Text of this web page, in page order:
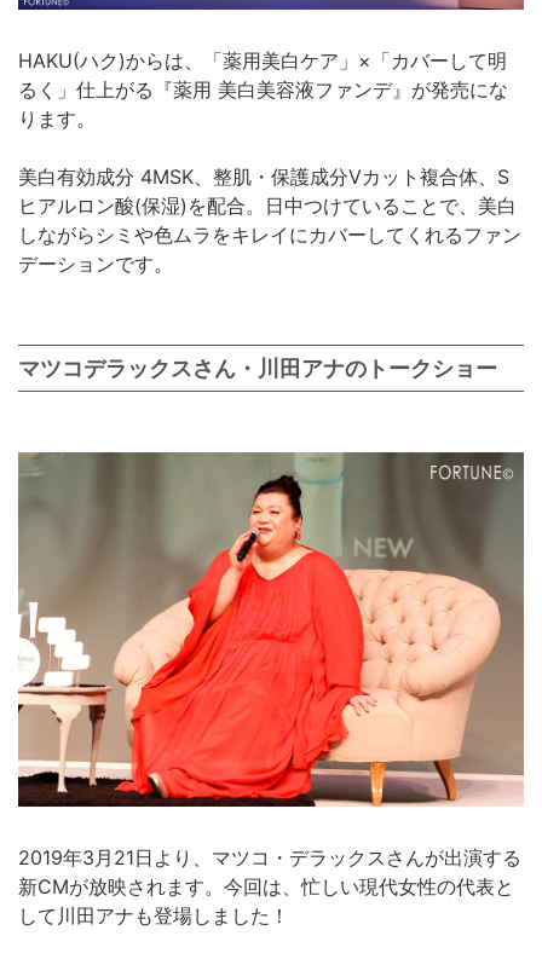
HAKU(ハク)からは、「薬用美白ケア」×「カバーして明
るく」仕上がる『薬用 美白美容液ファンデ』が発売にな
ります。
美白有効成分 4MSK、整肌・保護成分Vカット複合体、S
ヒアルロン酸(保湿)を配合。日中つけていることで、美白
しながらシミや色ムラをキレイにカバーしてくれるファン
デーションです。
マツコデラックスさん・川田アナのトークショー
2019年3月21日より、マツコ・デラックスさんが出演する
新CMが放映されます。今回は、忙しい現代女性の代表と
して川田アナも登場しました！